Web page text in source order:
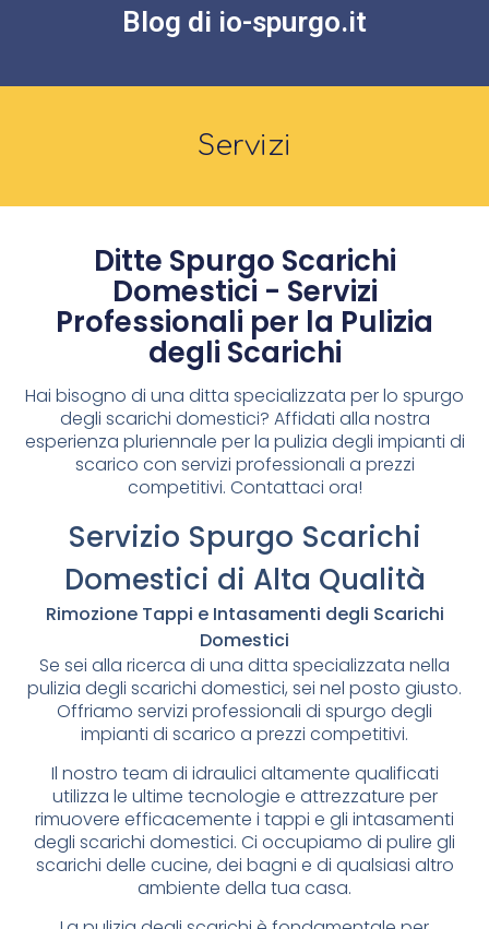
Blog di io-spurgo.it
Servizi
Ditte Spurgo Scarichi
Domestici - Servizi
Professionali per la Pulizia
degli Scarichi
Hai bisogno di una ditta specializzata per lo spurgo
degli scarichi domestici? Affidati alla nostra
esperienza pluriennale per la pulizia degli impianti di
scarico con servizi professionali a prezzi
competitivi. Contattaci ora!
Servizio Spurgo Scarichi
Domestici di Alta Qualità
Rimozione Tappi e Intasamenti degli Scarichi
Domestici
Se sei alla ricerca di una ditta specializzata nella
pulizia degli scarichi domestici, sei nel posto giusto.
Offriamo servizi professionali di spurgo degli
impianti di scarico a prezzi competitivi.
Il nostro team di idraulici altamente qualificati
utilizza le ultime tecnologie e attrezzature per
rimuovere efficacemente i tappi e gli intasamenti
degli scarichi domestici. Ci occupiamo di pulire gli
scarichi delle cucine, dei bagni e di qualsiasi altro
ambiente della tua casa.